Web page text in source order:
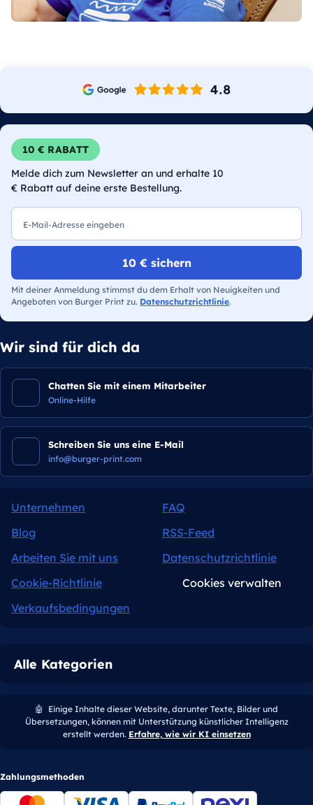
10 € RABATT
Melde dich zum Newsletter an und erhalte 10
€ Rabatt auf deine erste Bestellung.
10 € sichern
Mit deiner Anmeldung stimmst du dem Erhalt von Neuigkeiten und
Angeboten von Burger Print zu. Datenschutzrichtlinie.
Wir sind für dich da
Chatten Sie mit einem Mitarbeiter
Online-Hilfe
Schreiben Sie uns eine E-Mail
info@burger-print.com
Unternehmen
FAQ
Blog
RSS-Feed
Arbeiten Sie mit uns
Datenschutzrichtlinie
Cookie-Richtlinie
Cookies verwalten
Verkaufsbedingungen
Alle Kategorien
🤖
Einige Inhalte dieser Website, darunter Texte, Bilder und
Übersetzungen, können mit Unterstützung künstlicher Intelligenz
erstellt werden. Erfahre, wie wir KI einsetzen
Zahlungsmethoden